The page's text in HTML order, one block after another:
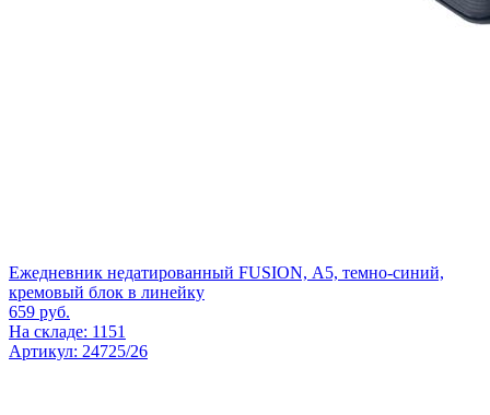
Ежедневник недатированный FUSION, А5, темно-синий,
кремовый блок в линейку
659 руб.
На складе: 1151
Артикул: 24725/26